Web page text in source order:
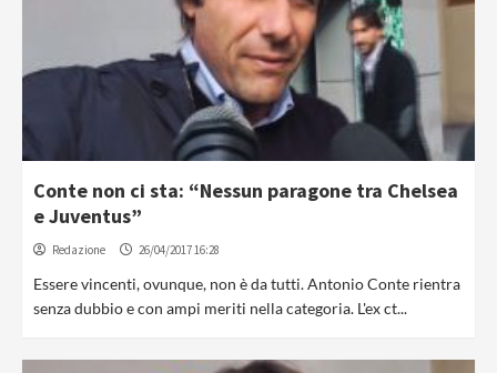
Conte non ci sta: “Nessun paragone tra Chelsea
e Juventus”
Redazione 26/04/2017 16:28
Essere vincenti, ovunque, non è da tutti. Antonio Conte rientra
senza dubbio e con ampi meriti nella categoria. L'ex ct...